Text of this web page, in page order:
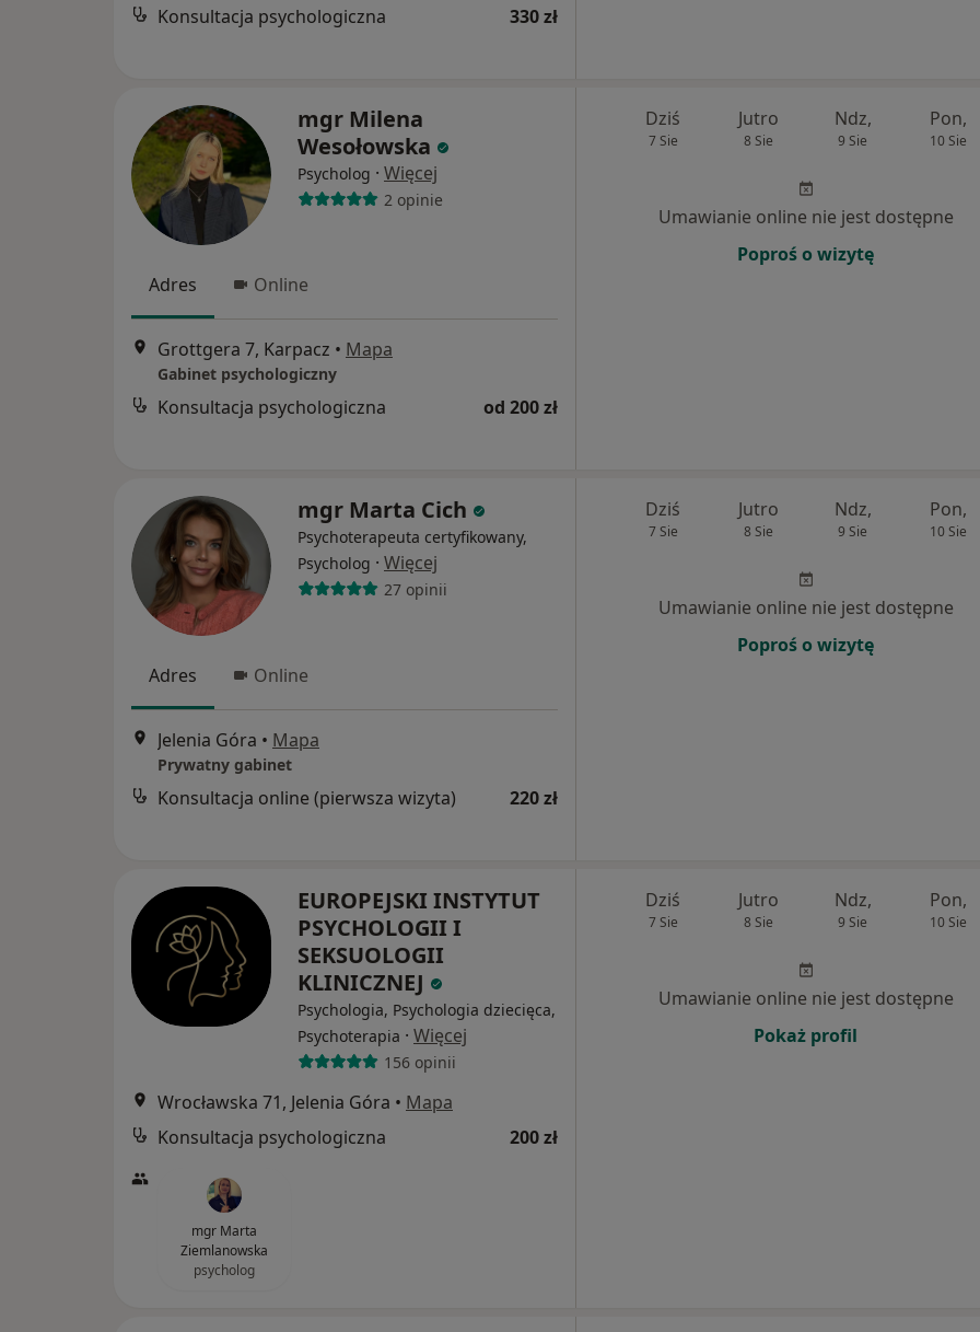
Konsultacja psychologiczna 330 zł
mgr Milena
Wesołowska
Psycholog · Więcej
2 opinie
Adres Online
Grottgera 7, Karpacz • Mapa
Gabinet psychologiczny
Konsultacja psychologiczna od 200 zł
Dziś
7 Sie
Jutro
8 Sie
Ndz,
9 Sie
Pon,
10 Sie
Umawianie online nie jest dostępne
Poproś o wizytę
mgr Marta Cich
Psychoterapeuta certyfikowany,
Psycholog · Więcej
27 opinii
Adres Online
Jelenia Góra • Mapa
Prywatny gabinet
Konsultacja online (pierwsza wizyta) 220 zł
Dziś
7 Sie
Jutro
8 Sie
Ndz,
9 Sie
Pon,
10 Sie
Umawianie online nie jest dostępne
Poproś o wizytę
EUROPEJSKI INSTYTUT
PSYCHOLOGII I
SEKSUOLOGII
KLINICZNEJ
Psychologia, Psychologia dziecięca,
Psychoterapia · Więcej
156 opinii
Wrocławska 71, Jelenia Góra • Mapa
Konsultacja psychologiczna
200 zł
mgr Marta
Ziemlanowska
psycholog
Dziś
7 Sie
Jutro
8 Sie
Ndz,
9 Sie
Pon,
10 Sie
Umawianie online nie jest dostępne
Pokaż profil